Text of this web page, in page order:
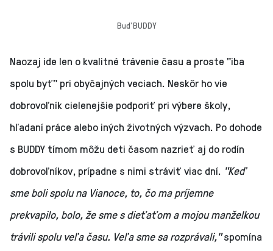
Buď BUDDY
Naozaj ide len o kvalitné trávenie času a proste "iba
spolu byť" pri obyčajných veciach. Neskôr ho vie
dobrovoľník cielenejšie podporiť pri výbere školy,
hľadaní práce alebo iných životných výzvach. Po dohode
s BUDDY tímom môžu deti časom nazrieť aj do rodín
dobrovoľníkov, prípadne s nimi stráviť viac dní. "Keď
sme boli spolu na Vianoce, to, čo ma príjemne
prekvapilo, bolo, že sme s dieťaťom a mojou manželkou
trávili spolu veľa času. Veľa sme sa rozprávali,"spomína